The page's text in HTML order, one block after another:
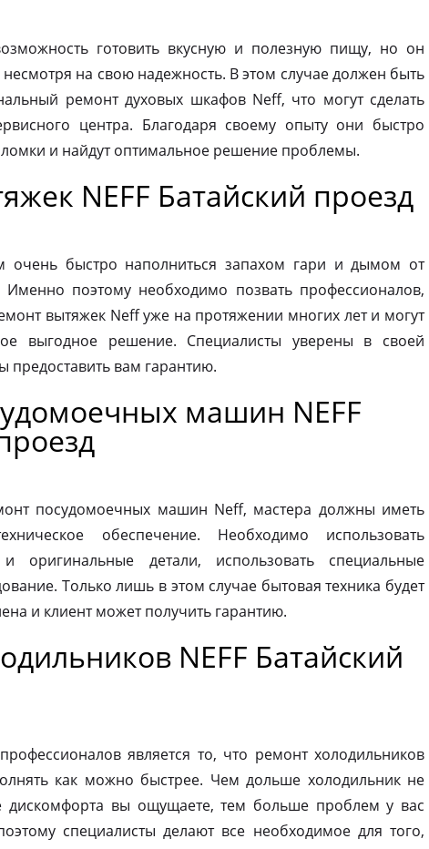
готовить вкусную и полезную пищу, но он
на свою надежность. В этом случае должен быть
ремонт духовых шкафов Neff, что могут сделать
центра. Благодаря своему опыту они быстро
и найдут оптимальное решение проблемы.
NEFF Батайский проезд
очень быстро наполниться запахом гари и дымом от
поэтому необходимо позвать профессионалов,
вытяжек Neff уже на протяжении многих лет и могут
выгодное решение. Специалисты уверены в своей
предоставить вам гарантию.
машин NEFF
посудомоечных машин Neff, мастера должны иметь
обеспечение. Необходимо использовать
и оригинальные детали, использовать специальные
Только лишь в этом случае бытовая техника будет
и клиент может получить гарантию.
NEFF Батайский
является то, что ремонт холодильников
как можно быстрее. Чем дольше холодильник не
дискомфорта вы ощущаете, тем больше проблем у вас
специалисты делают все необходимое для того,